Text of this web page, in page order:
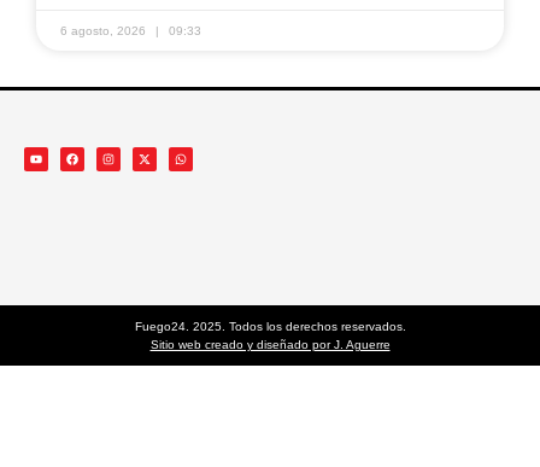
6 agosto, 2026 09:33
Fuego24. 2025. Todos los derechos reservados.
Sitio web creado y diseñado por J. Aguerre